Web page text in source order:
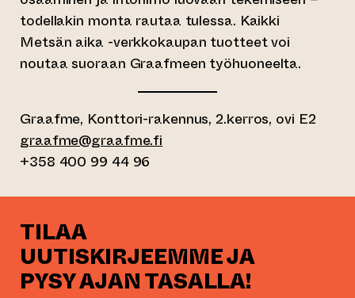
todellakin monta rautaa tulessa. Kaikki
Metsän aika -verkkokaupan tuotteet voi
noutaa suoraan Graafmeen työhuoneelta.
Graafme, Konttori-rakennus, 2.kerros, ovi E2
graafme@graafme.fi
+358 400 99 44 96
TILAA
UUTISKIRJEEMME JA
PYSY AJAN TASALLA!